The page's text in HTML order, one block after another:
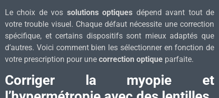
Le choix de vos solutions optiques dépend avant tout de
votre trouble visuel. Chaque défaut nécessite une correction
spécifique, et certains dispositifs sont mieux adaptés que
d’autres. Voici comment bien les sélectionner en fonction de
votre prescription pour une correction optique parfaite.
Corriger la myopie et